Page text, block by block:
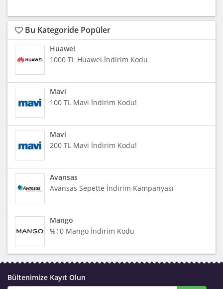
Bu Kategoride Popüler
Huawei
1000 TL Huawei İndirim Kodu
Mavi
100 TL Mavi İndirim Kodu!
Mavi
200 TL Mavi İndirim Kodu!
Avansas
Avansas Sepette İndirim Kampanyası
Mango
%10 Mango İndirim Kodu
Bültenimize Kayıt Olun